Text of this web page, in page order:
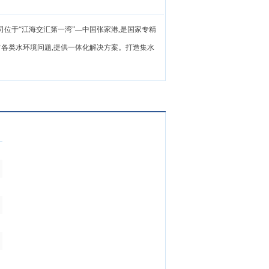
位于“江海交汇第一湾”—中国张家港,是国家专精
类水环境问题,提供一体化解决方案。打造集水